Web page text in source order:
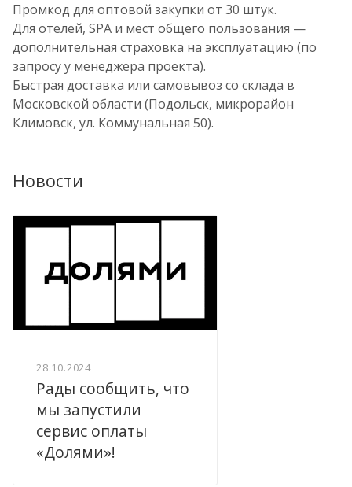
Промкод для оптовой закупки от 30 штук.
Для отелей, SPA и мест общего пользования —
дополнительная страховка на эксплуатацию (по
запросу у менеджера проекта).
Быстрая доставка или самовывоз со склада в
Московской области (Подольск, микрорайон
Климовск, ул. Коммунальная 50).
Новости
28.10.2024
Рады сообщить, что
мы запустили
сервис оплаты
«Долями»!